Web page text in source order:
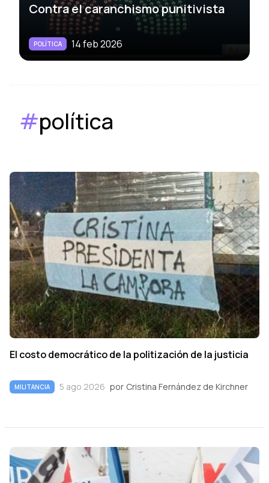
Contra el caranchismo punitivista
POLÍTICA 14 feb 2026
#política
El costo democrático de la politización de la justicia
MILITANCIA 5 ago 2026 por Cristina Fernández de Kirchner